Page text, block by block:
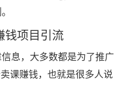
钱项目引流
息，大多数都是为了推广
课赚钱，也就是很多人说